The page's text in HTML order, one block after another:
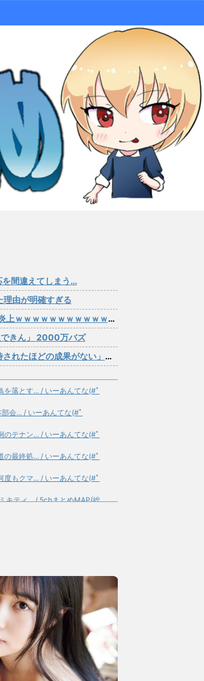
間違えてしまう…
理由が明確すぎる
ｗｗｗｗｗｗｗｗｗｗｗｗｗ
できん」 2000万バズ
がない」WWWWWWWWWWW
落とす... / いーあんてな(#ﾟ
会... / いーあんてな(#ﾟ
テナン... / いーあんてな(#ﾟ
の最終処... / いーあんてな(#ﾟ
もクマ... / いーあんてな(#ﾟ
キティ... / 5chまとめMAP(総
総合) NEW! (8/6 18:15)
本の対... / にゅーすなう！ まと
ないの？ / にゅーすなう！ まと
しも... / にゅーすなう！ まとめ
笑されて... / にゅーすなう！ ま